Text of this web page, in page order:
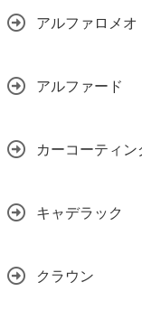
アルファロメオ
アルファード
カーコーティン
キャデラック
クラウン